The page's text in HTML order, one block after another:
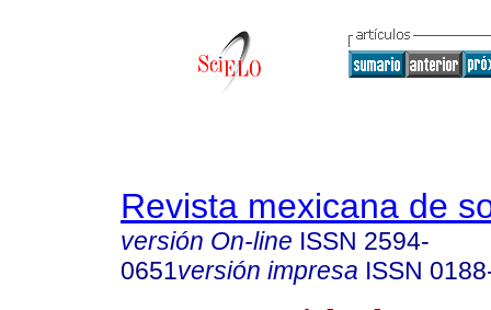
Revista mexicana de
versión On-line ISSN 2594-
0651versión impresa ISSN